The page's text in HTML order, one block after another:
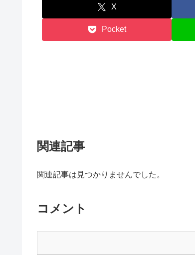
X
Pocket
関連記事
関連記事は見つかりませんでした。
コメント